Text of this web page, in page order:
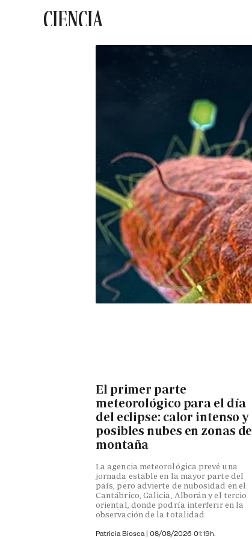
CIENCIA
El primer parte
meteorológico para el día
del eclipse: calor intenso y
posibles nubes en zonas de
montaña
La agencia meteorológica prevé una
jornada estable en la mayor parte del
país, pero advierte de nubosidad en el
Cantábrico, Galicia, Alborán y el tercio
oriental, donde podría interferir en la
observación de la totalidad
Patricia Biosca | 08/08/2026 01:19h.